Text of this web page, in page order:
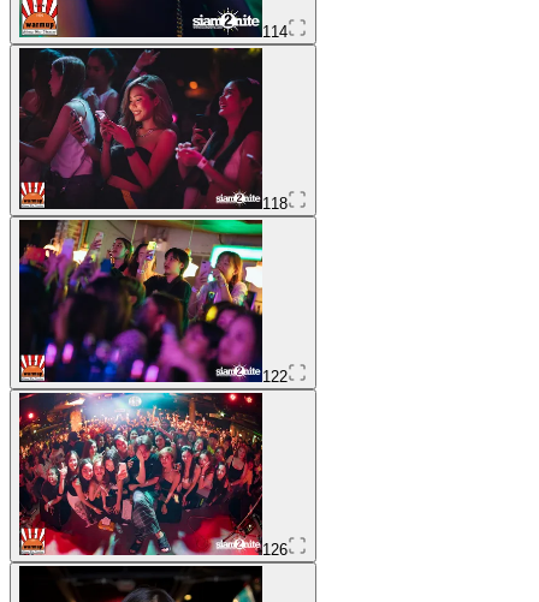
114
118
122
126